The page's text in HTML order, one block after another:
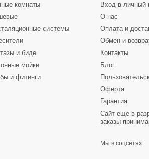
комнаты
системы
и биде
мойки
и фитинги
Вход в личный
О нас
Оплата и
Обмен и
Контакты
Блог
Оферта
Гарантия
Сайт еще в
заказы
Мы в соцсетях